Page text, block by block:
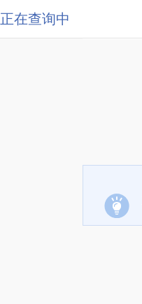
正在查询中